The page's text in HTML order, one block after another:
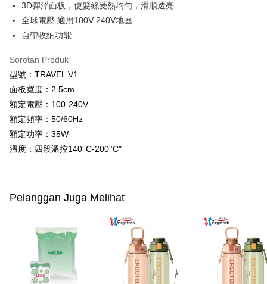
AFTEE
Pertama, Mengenai Perkhidmatan AFTEE Beli Sekarang Bayar Kemudian
1. Dengan memilih AFTEE sebagai kaedah pembayaran, mesej
pengesahan AFTEE akan muncul.
2. Anda boleh meneruskan pembayaran selepas pengesahan SMS.
3. Tiada bayaran diperlukan apabila pesanan disahkan. Produk akan
dihantar ke alamat yang ditetapkan.
4. Setelah pesanan disahkan, anda akan menerima SMS pembayaran
manakala ahli aplikasi akan menerima pemberitahuan tolak aplikasi
AFTEE.
AFTEE.
bagaimanapun, bagi mereka yang telah memuat turun Aplikasi AFTEE
dan mendaftar sebagai ahli AFTEE boleh menikmati tempoh pembayaran
Tempoh pembayaran dikira dari masa kedai meminta pembayaran anda,
ditambah dengan bilangan hari yang boleh dilanjutkan oleh AFTEE. Anda
Pemindahan ATM
Pilihan Penghantaran
全家付款取貨
NT$100/pesanan | Penghantaran percuma untuk pesanan
NT$600 atau lebih
NT$600 atau lebih
NT$100/pesanan | Penghantaran percuma untuk pesanan
NT$600 atau lebih
付款後萊爾富取貨
3D彈浮面板，使髮絲受熱均勻，滑順透亮
全球電壓 適用100V-240V地區
自帶收納功能
Sorotan Produk
型號：TRAVEL V1
面板寬度：2.5cm
額定電壓：100-240V
額定頻率：50/60Hz
額定功率：35W
溫度：四段溫控140°C-200°C"
Pelanggan Juga Melihat